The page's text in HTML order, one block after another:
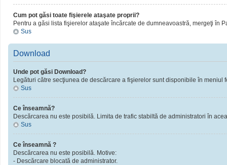
Cum pot găsi toate fişierele ataşate proprii?
Pentru a găsi lista fişierelor ataşate încărcate de dumneavoastră, mergeţi în
Sus
Download
Unde pot găsi Download?
Legături către secţiunea de descărcare a fişierelor sunt disponibile în meniul
Sus
Ce înseamnă?
Descărcarea nu este posibilă. Limita de trafic stabiltă de administratori în
Sus
Ce înseamnă ?
Descărcarea nu este posibilă. Motive:
- Descărcare blocată de administrator.